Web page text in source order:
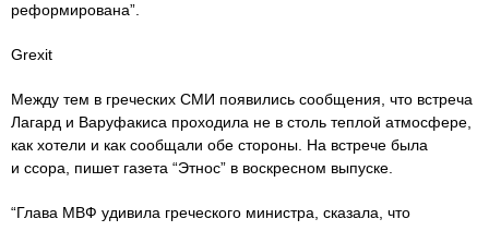
реформирована”.
Grexit
Между тем в греческих СМИ появились сообщения, что встреча
Лагард и Варуфакиса проходила не в столь теплой атмосфере,
как хотели и как сообщали обе стороны. На встрече была
и ссора, пишет газета “Этнос” в воскресном выпуске.
“Глава МВФ удивила греческого министра, сказала, что